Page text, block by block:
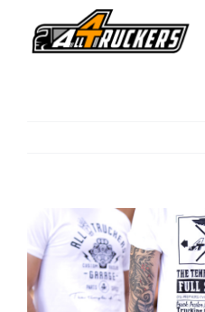
Contacto
imagen
más
grande